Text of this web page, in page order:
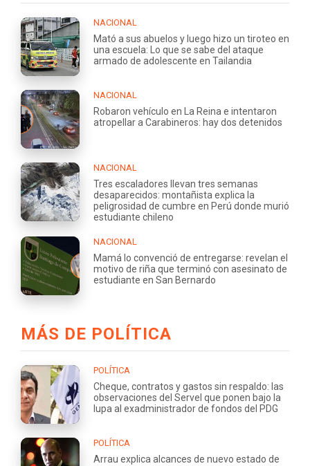
NACIONAL
Mató a sus abuelos y luego hizo un tiroteo en
una escuela: Lo que se sabe del ataque
armado de adolescente en Tailandia
NACIONAL
Robaron vehículo en La Reina e intentaron
atropellar a Carabineros: hay dos detenidos
NACIONAL
Tres escaladores llevan tres semanas
desaparecidos: montañista explica la
peligrosidad de cumbre en Perú donde murió
estudiante chileno
NACIONAL
Mamá lo convenció de entregarse: revelan el
motivo de riña que terminó con asesinato de
estudiante en San Bernardo
MÁS DE POLÍTICA
POLÍTICA
Cheque, contratos y gastos sin respaldo: las
observaciones del Servel que ponen bajo la
lupa al exadministrador de fondos del PDG
POLÍTICA
Arrau explica alcances de nuevo estado de